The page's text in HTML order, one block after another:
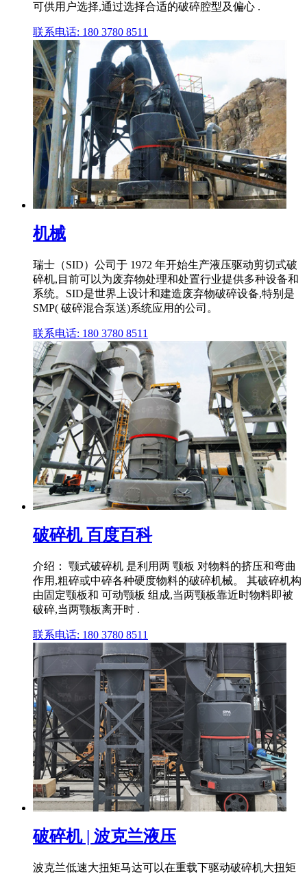
可供用户选择,通过选择合适的破碎腔型及偏心 .
联系电话: 180 3780 8511
机械
瑞士（SID）公司于 1972 年开始生产液压驱动剪切式破
碎机,目前可以为废弃物处理和处置行业提供多种设备和
系统。SID是世界上设计和建造废弃物破碎设备,特别是
SMP( 破碎混合泵送)系统应用的公司。
联系电话: 180 3780 8511
破碎机 百度百科
介绍： 颚式破碎机 是利用两 颚板 对物料的挤压和弯曲
作用,粗碎或中碎各种硬度物料的破碎机械。 其破碎机构
由固定颚板和 可动颚板 组成,当两颚板靠近时物料即被
破碎,当两颚板离开时 .
联系电话: 180 3780 8511
破碎机 | 波克兰液压
波克兰低速大扭矩马达可以在重载下驱动破碎机大扭矩